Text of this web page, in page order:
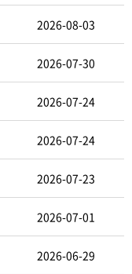
2026-08-03
2026-07-30
2026-07-24
2026-07-24
2026-07-23
2026-07-01
2026-06-29